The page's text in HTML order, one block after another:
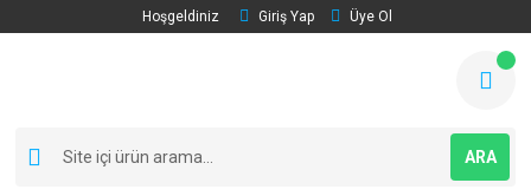
Hoşgeldiniz Giriş Yap Üye Ol
ARA